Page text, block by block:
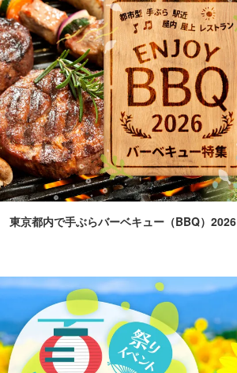
東京都内で手ぶらバーベキュー（BBQ）2026